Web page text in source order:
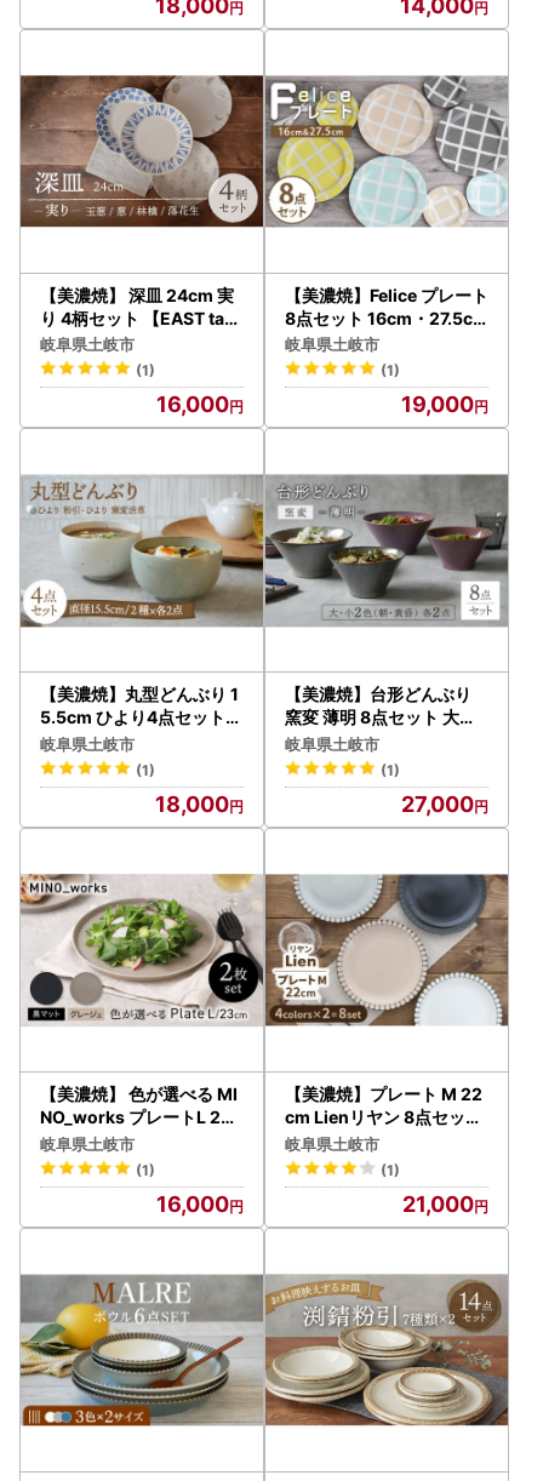
【美濃焼】 深皿 24cm 実
り 4柄セット 【EAST tabl
e】[MBS067]
岐阜県土岐市
(1)
16,000
【美濃焼】Felice プレート
8点セット 16cm・27.5cm
【EAST table】[MBS072
]
岐阜県土岐市
(1)
19,000
【美濃焼】丸型どんぶり 1
5.5cm ひより4点セット
粉引・窯変渋草各2点ずつ
【EAST table】[MBS073
]
岐阜県土岐市
(1)
18,000
【美濃焼】台形どんぶり
窯変 薄明 8点セット 大・
小2色各2点ずつ【EAST t
able】[MBS085]
岐阜県土岐市
(1)
27,000
【美濃焼】 色が選べる MI
NO_works プレートL 23c
m 2点セット 【EAST tabl
e】 プレート 器 モダン[M
BS118]
岐阜県土岐市
(1)
16,000
【美濃焼】プレート M 22
cm Lienリヤン 8点セット
4色各2点ずつ【EAST tabl
e】[MBS083]
岐阜県土岐市
(1)
21,000